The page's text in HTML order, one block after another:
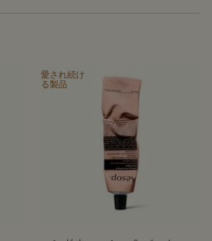
愛され続け
る製品